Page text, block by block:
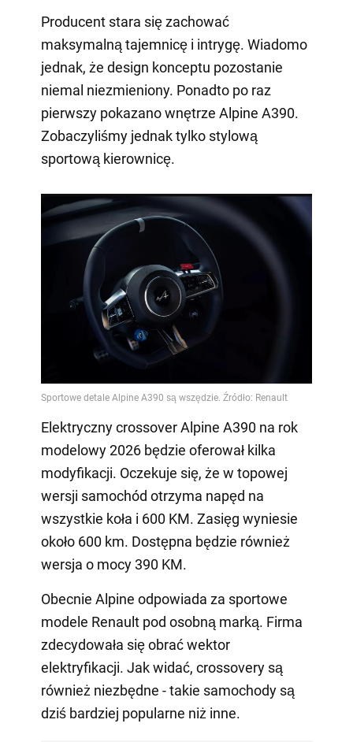
Producent stara się zachować
maksymalną tajemnicę i intrygę. Wiadomo
jednak, że design konceptu pozostanie
niemal niezmieniony. Ponadto po raz
pierwszy pokazano wnętrze Alpine A390.
Zobaczyliśmy jednak tylko stylową
sportową kierownicę.
Elektryczny crossover Alpine A390 na rok
modelowy 2026 będzie oferował kilka
modyfikacji. Oczekuje się, że w topowej
wersji samochód otrzyma napęd na
wszystkie koła i 600 KM. Zasięg wyniesie
około 600 km. Dostępna będzie również
wersja o mocy 390 KM.
Obecnie Alpine odpowiada za sportowe
modele Renault pod osobną marką. Firma
zdecydowała się obrać wektor
elektryfikacji. Jak widać, crossovery są
również niezbędne - takie samochody są
dziś bardziej popularne niż inne.